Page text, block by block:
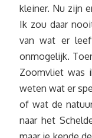
kleiner. Nu zijn
Ik zou daar
van wat er
onmogelijk.
Zoomvliet was
weten wat er
of wat de
naar het